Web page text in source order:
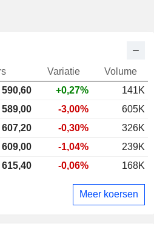
Variatie
Volume
590,60 +0,27%
141K
-3,00%
605K
-0,30%
326K
-1,04%
239K
-0,06% 168K
Meer koersen